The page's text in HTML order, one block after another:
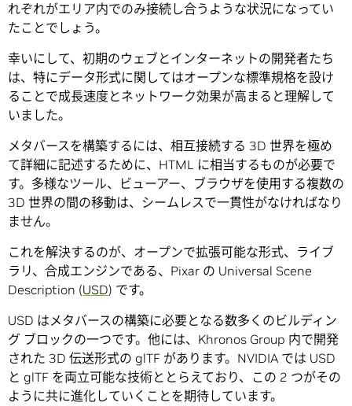
れぞれがエリア内でのみ接続し合うような状況になってい
たことでしょう。
幸いにして、初期のウェブとインターネットの開発者たち
は、特にデータ形式に関してはオープンな標準規格を設け
ることで成長速度とネットワーク効果が高まると理解して
いました。
メタバースを構築するには、相互接続する 3D 世界を極め
て詳細に記述するために、HTML に相当するものが必要で
す。多様なツール、ビューアー、ブラウザを使用する複数の
3D 世界の間の移動は、シームレスで一貫性がなければなり
ません。
これを解決するのが、オープンで拡張可能な形式、ライブ
ラリ、合成エンジンである、Pixar の Universal Scene
Description (USD) です。
USD はメタバースの構築に必要となる数多くのビルディン
グ ブロックの一つです。他には、Khronos Group 内で開発
された 3D 伝送形式の glTF があります。NVIDIA では USD
と glTF を両立可能な技術ととらえており、この 2 つがその
ように共に進化していくことを期待しています。